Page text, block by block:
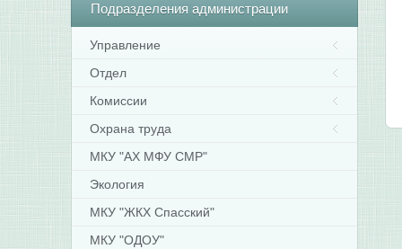
Подразделения администрации
Управление
Отдел
Комиссии
Охрана труда
МКУ "АХ МФУ СМР"
Экология
МКУ "ЖКХ Спасский"
МКУ "ОДОУ"